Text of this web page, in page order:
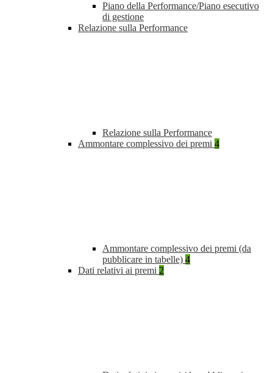
Piano della Performance/Piano esecutivo
di gestione
Relazione sulla Performance
Relazione sulla Performance
Ammontare complessivo dei premi 4
Ammontare complessivo dei premi (da
pubblicare in tabelle) 4
Dati relativi ai premi 2